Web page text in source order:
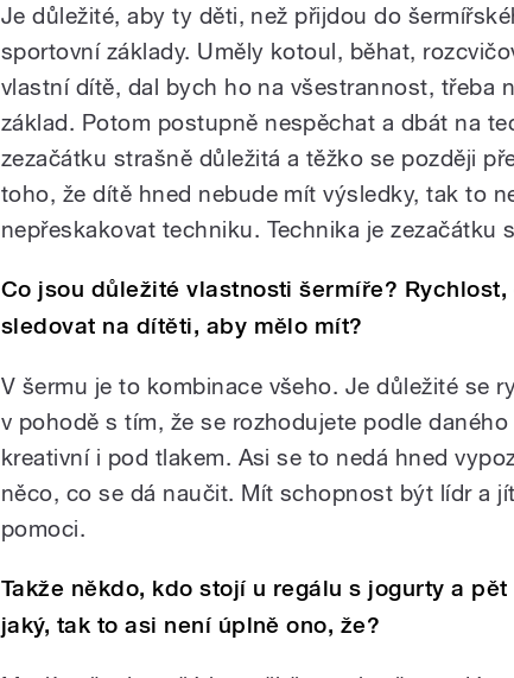
Je důležité, aby ty děti, než přijdou do
sportovní základy. Uměly kotoul, běhat,
vlastní dítě, dal bych ho na všestrannost, třeba
základ. Potom postupně nespěchat a dbát na
zezačátku strašně důležitá a těžko se později
toho, že dítě hned nebude mít výsledky, tak to
nepřeskakovat techniku. Technika je zezačátku
Co jsou důležité vlastnosti šermíře?
sledovat na dítěti, aby mělo mít?
V šermu je to kombinace všeho. Je důležité se
v pohodě s tím, že se rozhodujete podle
kreativní i pod tlakem. Asi se to nedá hned
něco, co se dá naučit. Mít schopnost být lídr a
pomoci.
Takže někdo, kdo stojí u regálu s jogurty a
jaký, tak to asi není úplně ono, že?